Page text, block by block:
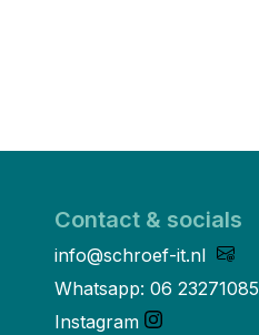
Contact & socials
info@schroef-it.nl
Whatsapp: 06 23271085
Instagram